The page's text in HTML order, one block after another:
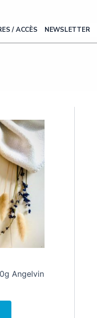
/ ACCÈS NEWSLETTER
Angelvin